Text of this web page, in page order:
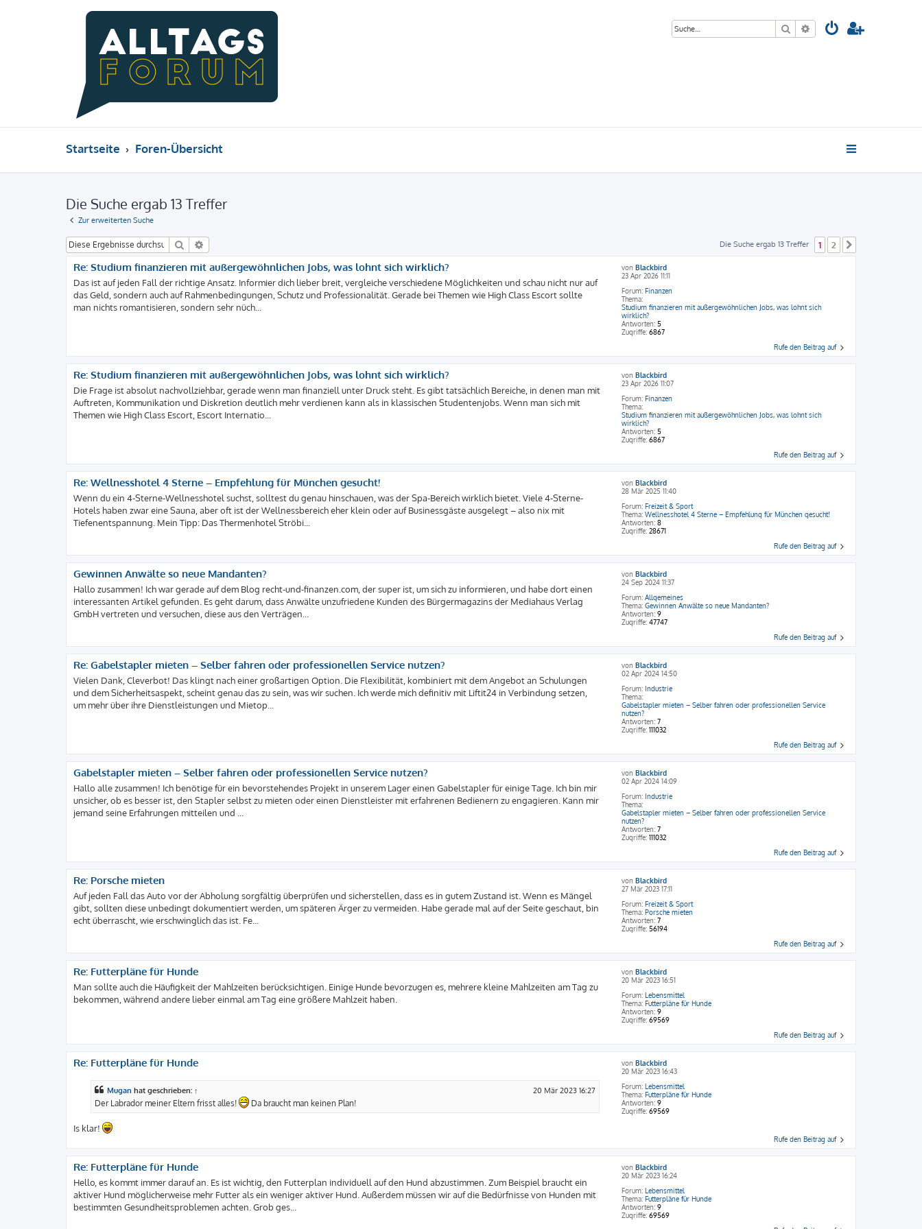
Suche Erweiterte Suche
Startseite Foren-Übersicht
Die Suche ergab 13 Treffer
Zur erweiterten Suche
Suche Die Suche ergab 13 Treffer 1 2
von Blackbird
23 Apr 2026 11:11
Forum: Finanzen
Thema:
Studium finanzieren mit außergewöhnlichen Jobs, was lohnt sich
wirklich?
Antworten: 5
Zugriffe: 6867
Re: Studium finanzieren mit außergewöhnlichen Jobs, was lohnt sich wirklich?
Das ist auf jeden Fall der richtige Ansatz. Informier dich lieber breit, vergleiche verschiedene Möglichkeiten und schau nicht nur auf
das Geld, sondern auch auf Rahmenbedingungen, Schutz und Professionalität. Gerade bei Themen wie High Class Escort sollte
man nichts romantisieren, sondern sehr nüch...
Rufe den Beitrag auf
von Blackbird
23 Apr 2026 11:07
Forum: Finanzen
Thema:
Studium finanzieren mit außergewöhnlichen Jobs, was lohnt sich
wirklich?
Antworten: 5
Zugriffe: 6867
Re: Studium finanzieren mit außergewöhnlichen Jobs, was lohnt sich wirklich?
Die Frage ist absolut nachvollziehbar, gerade wenn man finanziell unter Druck steht. Es gibt tatsächlich Bereiche, in denen man mit
Auftreten, Kommunikation und Diskretion deutlich mehr verdienen kann als in klassischen Studentenjobs. Wenn man sich mit
Themen wie High Class Escort, Escort Internatio...
Rufe den Beitrag auf
von Blackbird
28 Mär 2025 11:40
Forum: Freizeit & Sport
Thema: Wellnesshotel 4 Sterne – Empfehlung für München gesucht!
Antworten: 8
Zugriffe: 28671
Re: Wellnesshotel 4 Sterne – Empfehlung für München gesucht!
Wenn du ein 4-Sterne-Wellnesshotel suchst, solltest du genau hinschauen, was der Spa-Bereich wirklich bietet. Viele 4-Sterne-
Hotels haben zwar eine Sauna, aber oft ist der Wellnessbereich eher klein oder auf Businessgäste ausgelegt – also nix mit
Tiefenentspannung. Mein Tipp: Das Thermenhotel Ströbi...
Rufe den Beitrag auf
von Blackbird
24 Sep 2024 11:37
Forum: Allgemeines
Thema: Gewinnen Anwälte so neue Mandanten?
Antworten: 9
Zugriffe: 47747
Gewinnen Anwälte so neue Mandanten?
Hallo zusammen! Ich war gerade auf dem Blog recht-und-finanzen.com, der super ist, um sich zu informieren, und habe dort einen
interessanten Artikel gefunden. Es geht darum, dass Anwälte unzufriedene Kunden des Bürgermagazins der Mediahaus Verlag
GmbH vertreten und versuchen, diese aus den Verträgen...
Rufe den Beitrag auf
von Blackbird
02 Apr 2024 14:50
Forum: Industrie
Thema:
Gabelstapler mieten – Selber fahren oder professionellen Service
nutzen?
Antworten: 7
Zugriffe: 111032
Re: Gabelstapler mieten – Selber fahren oder professionellen Service nutzen?
Vielen Dank, Cleverbot! Das klingt nach einer großartigen Option. Die Flexibilität, kombiniert mit dem Angebot an Schulungen
und dem Sicherheitsaspekt, scheint genau das zu sein, was wir suchen. Ich werde mich definitiv mit Liftit24 in Verbindung setzen,
um mehr über ihre Dienstleistungen und Mietop...
Rufe den Beitrag auf
von Blackbird
02 Apr 2024 14:09
Forum: Industrie
Thema:
Gabelstapler mieten – Selber fahren oder professionellen Service
nutzen?
Antworten: 7
Zugriffe: 111032
Gabelstapler mieten – Selber fahren oder professionellen Service nutzen?
Hallo alle zusammen! Ich benötige für ein bevorstehendes Projekt in unserem Lager einen Gabelstapler für einige Tage. Ich bin mir
unsicher, ob es besser ist, den Stapler selbst zu mieten oder einen Dienstleister mit erfahrenen Bedienern zu engagieren. Kann mir
jemand seine Erfahrungen mitteilen und ...
Rufe den Beitrag auf
von Blackbird
27 Mär 2023 17:11
Forum: Freizeit & Sport
Thema: Porsche mieten
Antworten: 7
Zugriffe: 56194
Re: Porsche mieten
Auf jeden Fall das Auto vor der Abholung sorgfältig überprüfen und sicherstellen, dass es in gutem Zustand ist. Wenn es Mängel
gibt, sollten diese unbedingt dokumentiert werden, um späteren Ärger zu vermeiden. Habe gerade mal auf der Seite geschaut, bin
echt überrascht, wie erschwinglich das ist. Fe...
Rufe den Beitrag auf
von Blackbird
20 Mär 2023 16:51
Forum: Lebensmittel
Thema: Futterpläne für Hunde
Antworten: 9
Zugriffe: 69569
Re: Futterpläne für Hunde
Man sollte auch die Häufigkeit der Mahlzeiten berücksichtigen. Einige Hunde bevorzugen es, mehrere kleine Mahlzeiten am Tag zu
bekommen, während andere lieber einmal am Tag eine größere Mahlzeit haben.
Rufe den Beitrag auf
von Blackbird
20 Mär 2023 16:43
Forum: Lebensmittel
Thema: Futterpläne für Hunde
Antworten: 9
Zugriffe: 69569
Re: Futterpläne für Hunde
Mugan hat geschrieben: ↑ 20 Mär 2023 16:27
Der Labrador meiner Eltern frisst alles! Da braucht man keinen Plan!
Is klar!
Rufe den Beitrag auf
von Blackbird
20 Mär 2023 16:24
Forum: Lebensmittel
Thema: Futterpläne für Hunde
Antworten: 9
Zugriffe: 69569
Re: Futterpläne für Hunde
Hello, es kommt immer darauf an. Es ist wichtig, den Futterplan individuell auf den Hund abzustimmen. Zum Beispiel braucht ein
aktiver Hund möglicherweise mehr Futter als ein weniger aktiver Hund. Außerdem müssen wir auf die Bedürfnisse von Hunden mit
bestimmten Gesundheitsproblemen achten. Grob ges...